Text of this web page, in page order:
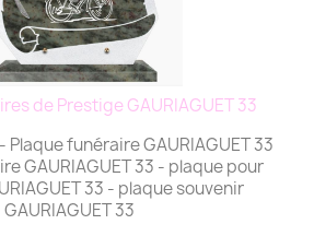
de Prestige GAURIAGUET 33
funéraire GAURIAGUET 33
GAURIAGUET 33 - plaque pour
33 - plaque souvenir
GAURIAGUET 33